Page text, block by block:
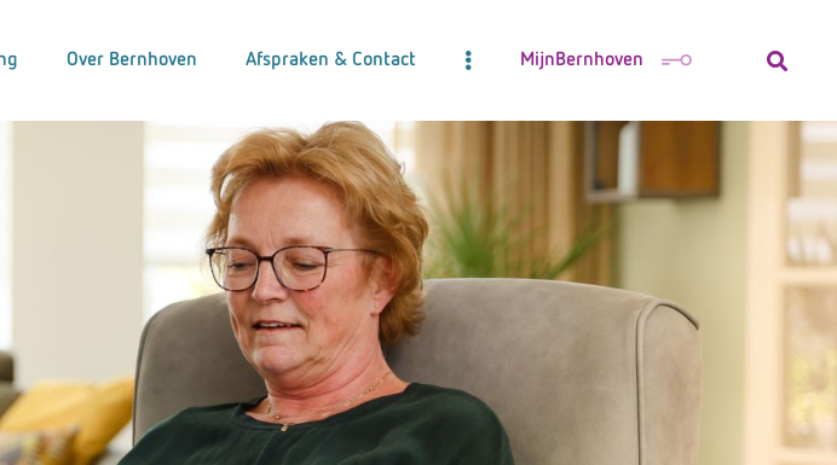
Over Bernhoven Afspraken & Contact MijnBernhoven